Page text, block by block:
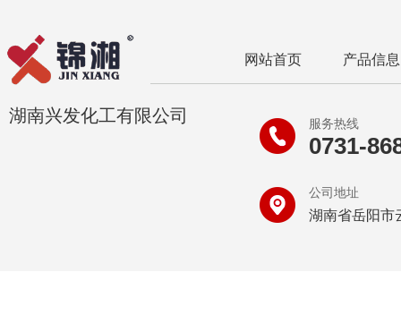
湖南兴发化工有限公司
网站首页 产品信息
服务热线
0731-
公司地址
湖南省岳阳市